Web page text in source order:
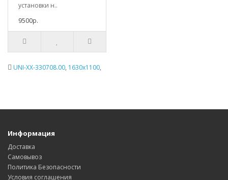
установки н..
9500р.
UNI-XX-330708.00, 1630х1100,
Информация
Доставка
Самовывоз
Политика Безопасности
Условия соглашения